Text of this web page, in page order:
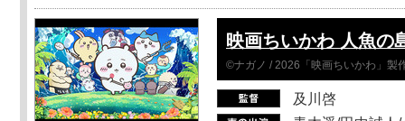
映画ちいかわ 人魚の
©ナガノ / 2026「映画ちいかわ」製
及川啓